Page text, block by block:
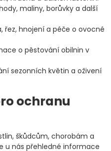
maliny, borůvky a další
řez, hnojení a péče o ovocné
o pěstování obilnin v
sezonních květin a oživení
ochranu
škůdcům, chorobám a
u nás přehledné informace